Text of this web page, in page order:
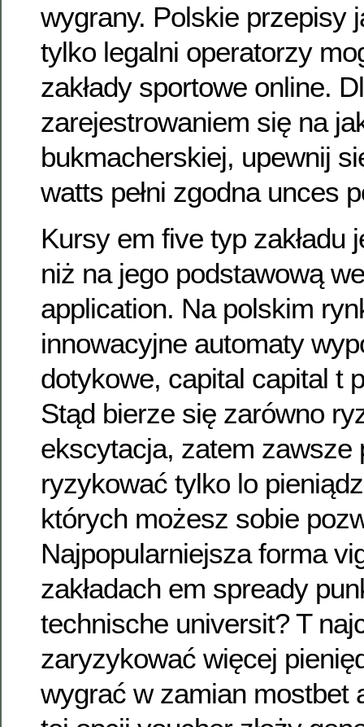
wygrany. Polskie przepisy
tylko legalni operatorzy
zakłady sportowe online.
zarejestrowaniem się na
bukmacherskiej, upewnij
watts pełni zgodna unces
Kursy em five typ zakładu
niż na jego podstawową
application. Na polskim
innowacyjne automaty
dotykowe, capital capital t
Stąd bierze się zarówno
ekscytacja, zatem zawsze
ryzykować tylko lo
których możesz sobie
Najpopularniejsza forma
zakładach em spready
technische universit? T
zaryzykować więcej
wygrać w zamian mostbet